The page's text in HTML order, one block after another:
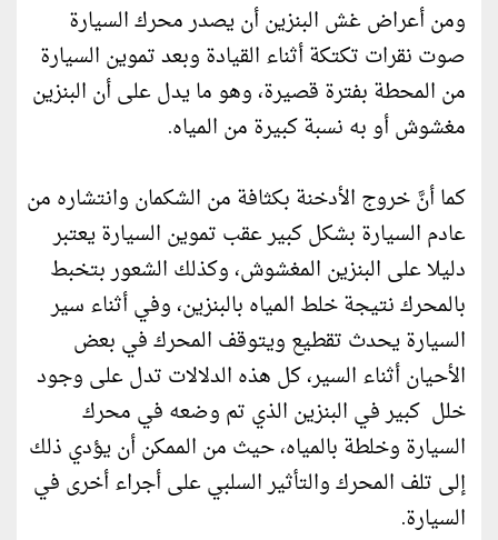
ومن أعراض غش البنزين أن يصدر محرك السيارة
صوت نقرات تكتكة أثناء القيادة وبعد تموين السيارة
من المحطة بفترة قصيرة، وهو ما يدل على أن البنزين
مغشوش أو به نسبة كبيرة من المياه.
كما أنَّ خروج الأدخنة بكثافة من الشكمان وانتشاره من
عادم السيارة بشكل كبير عقب تموين السيارة يعتبر
دليلا على البنزين المغشوش، وكذلك الشعور بتخبط
بالمحرك نتيجة خلط المياه بالبنزين، وفي أثناء سير
السيارة يحدث تقطيع ويتوقف المحرك في بعض
الأحيان أثناء السير، كل هذه الدلالات تدل على وجود
خلل كبير في البنزين الذي تم وضعه في محرك
السيارة وخلطة بالمياه، حيث من الممكن أن يؤدي ذلك
إلى تلف المحرك والتأثير السلبي على أجراء أخرى في
السيارة.